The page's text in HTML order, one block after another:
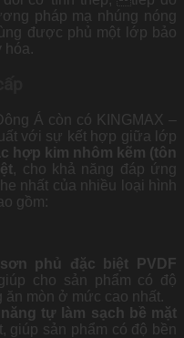
pháp mạ nhúng nóng
được phủ một lớp bảo
hóa.
Á còn có KINGMAX –
với sự kết hợp giữa lớp
hợp kim nhôm kẽm (tôn
, cho khả năng đáp ứng
nhất của nhiều loại hình
gồm:
sơn phủ đặc biệt PVDF
cho sản phẩm có độ
ăn mòn ở mức cao nhất.
năng tự làm sạch bề mặt
giúp sản phẩm có độ bền